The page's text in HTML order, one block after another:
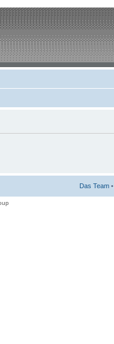
Das Team •